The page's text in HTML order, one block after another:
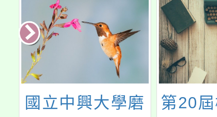
國立中興大學磨
第20